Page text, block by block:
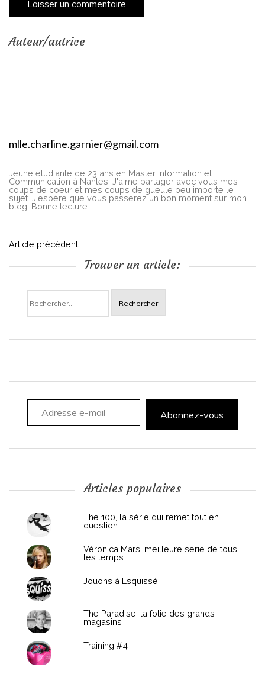
Auteur/autrice
mlle.charline.garnier@gmail.com
Jeune étudiante de 23 ans en Master Information et
Communication à Nantes. J'aime partager avec vous mes
coups de coeur et mes coups de gueule peu importe le
sujet. J'espère que vous passerez un bon moment sur mon
blog. Bonne lecture !
N
i
a
n
Article précédent
Trouver un article:
Rechercher :
Adresse e-mail
Abonnez-vous
Articles populaires
The 100, la série qui remet tout en
question
Véronica Mars, meilleure série de tous
les temps
Jouons à Esquissé !
The Paradise, la folie des grands
magasins
Training #4